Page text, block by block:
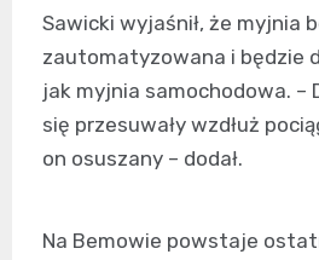
Sawicki wyjaśnił, że myjnia
zautomatyzowana i będzie
jak myjnia samochodowa. –
się przesuwały wzdłuż
on osuszany – dodał.
Na Bemowie powstaje